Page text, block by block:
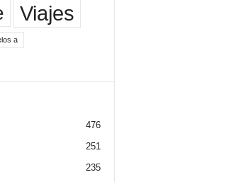
Viajes
a
476
251
235